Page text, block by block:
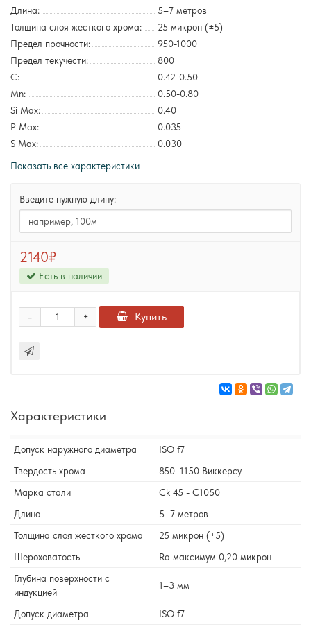
Длина:
5–7 метров
Толщина слоя жесткого хрома:
25 микрон (±5)
Предел прочности:
950-1000
Предел текучести:
800
C:
0.42-0.50
Mn:
0.50-0.80
Si Max:
0.40
P Max:
0.035
S Max:
0.030
Показать все характеристики
Введите нужную длину:
2140₽
Есть в наличии
+
- Купить
Характеристики
Допуск наружного диаметра
ISO f7
Твердость хрома
850–1150 Виккерсу
Марка стали
Сk 45 - С1050
Длина
5–7 метров
Толщина слоя жесткого хрома
25 микрон (±5)
Шероховатость
Ra максимум 0,20 микрон
Глубина поверхности с
индукцией
1–3 мм
Допуск диаметра
ISO f7